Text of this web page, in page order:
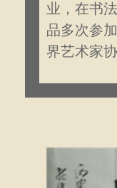
业，在书
品多次参
界艺术家